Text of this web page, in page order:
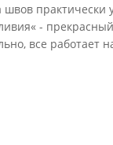
практически
-
все работает